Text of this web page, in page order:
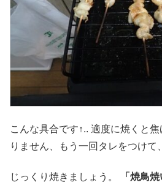
こんな具合です↑.. 適度に焼くと
りません、もう一回タレをつけて、
じっくり焼きましょう。 「焼鳥